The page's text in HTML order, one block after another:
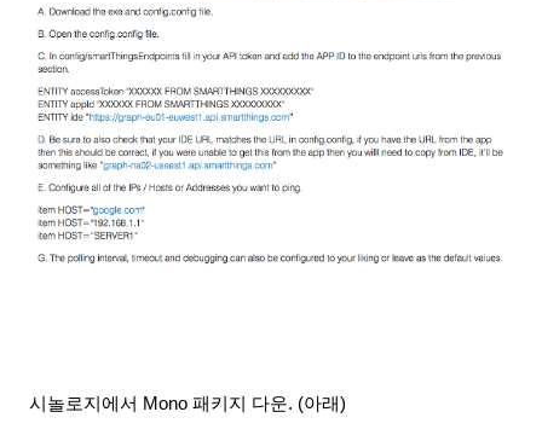
시놀로지에서 Mono 패키지 다운. (아래)